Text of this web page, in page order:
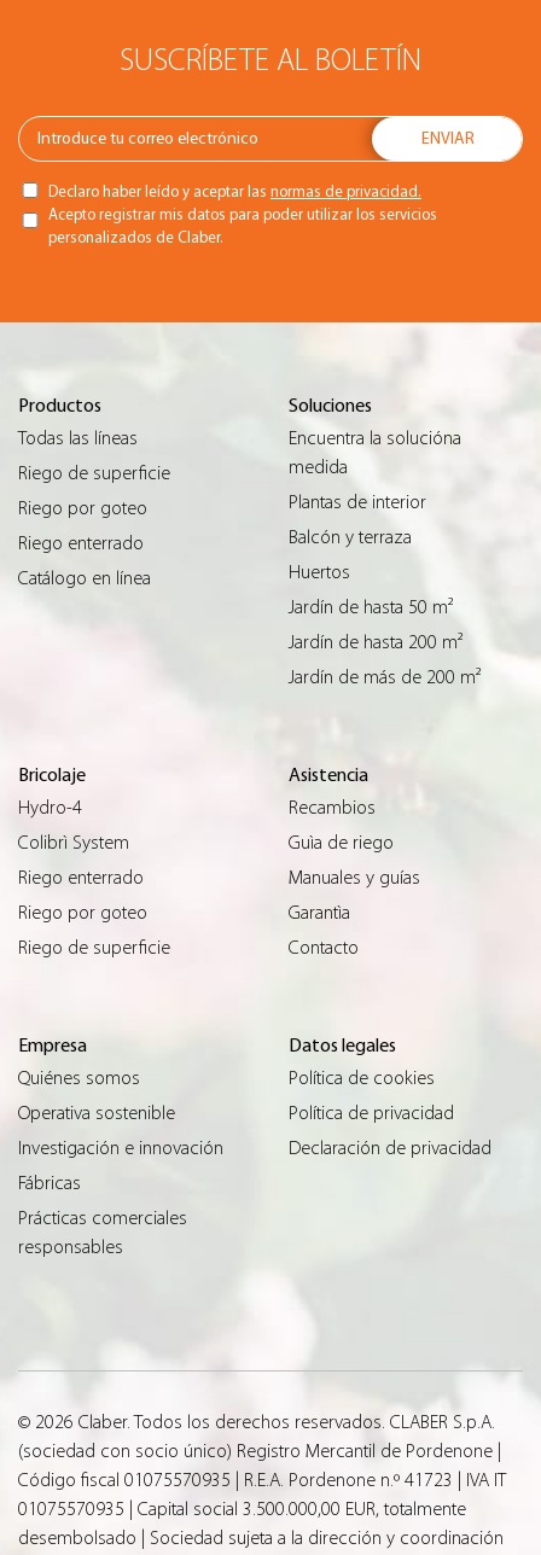
SUSCRÍBETE AL BOLETÍN
Declaro haber leído y aceptar las normas de privacidad.
Acepto registrar mis datos para poder utilizar los servicios
personalizados de Claber.
Productos
Todas las líneas
Riego de superficie
Riego por goteo
Riego enterrado
Catálogo en línea
Soluciones
Encuentra la solucióna
medida
Plantas de interior
Balcón y terraza
Huertos
Jardín de hasta 50 m²
Jardín de hasta 200 m²
Jardín de más de 200 m²
Bricolaje
Hydro-4
Colibrì System
Riego enterrado
Riego por goteo
Riego de superficie
Asistencia
Recambios
Guìa de riego
Manuales y guías
Garantìa
Contacto
Empresa
Quiénes somos
Operativa sostenible
Investigación e innovación
Fábricas
Prácticas comerciales
responsables
Datos legales
Política de cookies
Política de privacidad
Declaración de privacidad
© 2026 Claber. Todos los derechos reservados. CLABER S.p.A.
(sociedad con socio único) Registro Mercantil de Pordenone |
Código fiscal 01075570935 | R.E.A. Pordenone n.º 41723 | IVA IT
01075570935 | Capital social 3.500.000,00 EUR, totalmente
desembolsado | Sociedad sujeta a la dirección y coordinación